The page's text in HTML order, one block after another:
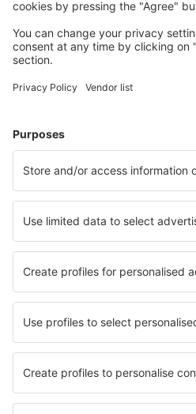
Unterkünfte in Deutschland -
Unterkunft in Westerland
Unterkunft in Sellin Unterkunft
Die besten Unterkünfte - Städte
Unterkunft in Racova
Unterkunft in Sébaco
Unterkunft in Tamarin